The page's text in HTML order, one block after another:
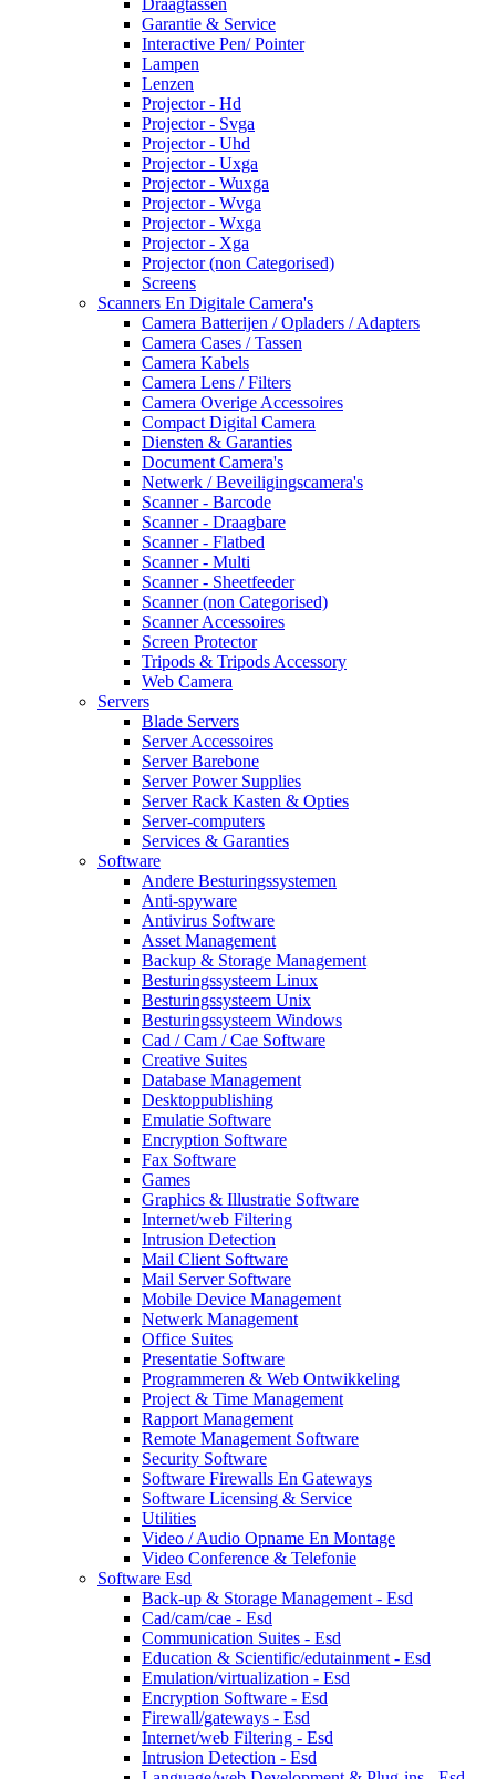
Garantie & Service
Interactive Pen/ Pointer
Lampen
Lenzen
Projector - Hd
Projector - Svga
Projector - Uhd
Projector - Uxga
Projector - Wuxga
Projector - Wvga
Projector - Wxga
Projector - Xga
Projector (non Categorised)
Screens
Scanners En Digitale Camera's
Camera Batterijen / Opladers / Adapters
Camera Cases / Tassen
Camera Kabels
Camera Lens / Filters
Camera Overige Accessoires
Compact Digital Camera
Diensten & Garanties
Document Camera's
Netwerk / Beveiligingscamera's
Scanner - Barcode
Scanner - Draagbare
Scanner - Flatbed
Scanner - Multi
Scanner - Sheetfeeder
Scanner (non Categorised)
Scanner Accessoires
Screen Protector
Tripods & Tripods Accessory
Web Camera
Servers
Blade Servers
Server Accessoires
Server Barebone
Server Power Supplies
Server Rack Kasten & Opties
Server-computers
Services & Garanties
Software
Andere Besturingssystemen
Anti-spyware
Antivirus Software
Asset Management
Backup & Storage Management
Besturingssysteem Linux
Besturingssysteem Unix
Besturingssysteem Windows
Cad / Cam / Cae Software
Creative Suites
Database Management
Desktoppublishing
Emulatie Software
Encryption Software
Fax Software
Games
Graphics & Illustratie Software
Internet/web Filtering
Intrusion Detection
Mail Client Software
Mail Server Software
Mobile Device Management
Netwerk Management
Office Suites
Presentatie Software
Programmeren & Web Ontwikkeling
Project & Time Management
Rapport Management
Remote Management Software
Security Software
Software Firewalls En Gateways
Software Licensing & Service
Utilities
Video / Audio Opname En Montage
Video Conference & Telefonie
Software Esd
Back-up & Storage Management - Esd
Cad/cam/cae - Esd
Communication Suites - Esd
Education & Scientific/edutainment - Esd
Emulation/virtualization - Esd
Encryption Software - Esd
Firewall/gateways - Esd
Internet/web Filtering - Esd
Intrusion Detection - Esd